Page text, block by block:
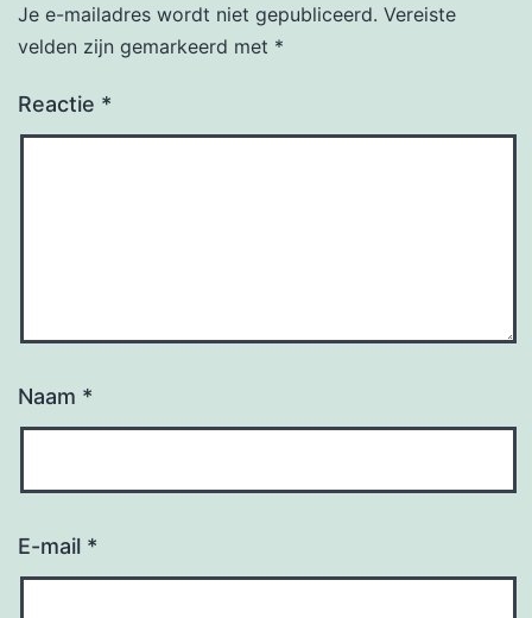
Je e-mailadres wordt niet gepubliceerd. Vereiste
velden zijn gemarkeerd met *
Reactie *
Naam *
E-mail *